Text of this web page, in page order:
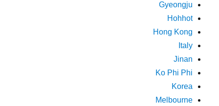
Gyeongju
Hohhot
Hong Kong
Italy
Jinan
Ko Phi Phi
Korea
Melbourne